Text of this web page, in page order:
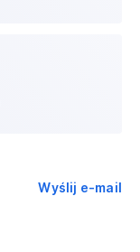
Wyślij e-mail